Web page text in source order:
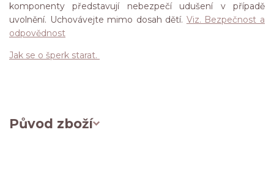
komponenty představují nebezpečí udušení v případě
uvolnění. Uchovávejte mimo dosah dětí. Viz. Bezpečnost a
odpovědnost
Jak se o šperk starat.
Původ zboží